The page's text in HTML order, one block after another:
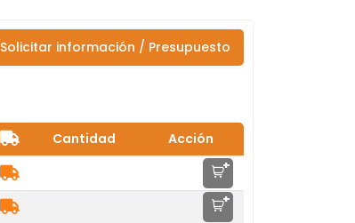
Solicitar información / Presupuesto
Cantidad
Acción
+
+